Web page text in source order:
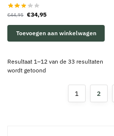
€44,95 €34,95
Toevoegen aan winkelwagen
Resultaat 1–12 van de 33 resultaten
wordt getoond
1 2